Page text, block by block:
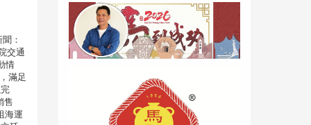
：
交通
情
滿足
售
海運